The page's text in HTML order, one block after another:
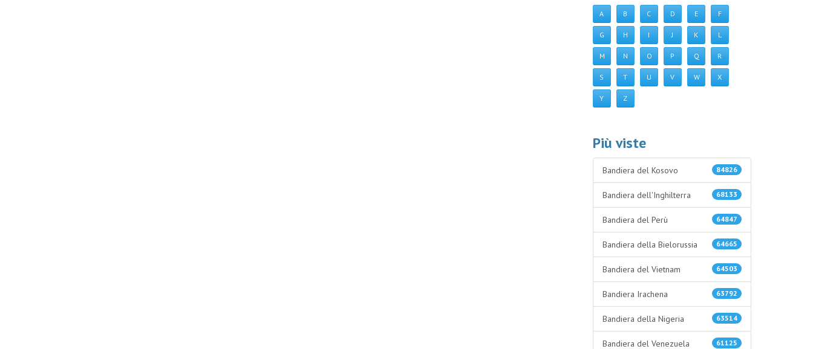
A B C D E F
G H I J K L
M N O P Q R
S T U V W X
Y Z
Più viste
84826
Bandiera del Kosovo
68133
Bandiera dell'Inghilterra
64847
Bandiera del Perù
64665
Bandiera della Bielorussia
64503
Bandiera del Vietnam
63792
Bandiera Irachena
63514
Bandiera della Nigeria
61125
Bandiera del Venezuela